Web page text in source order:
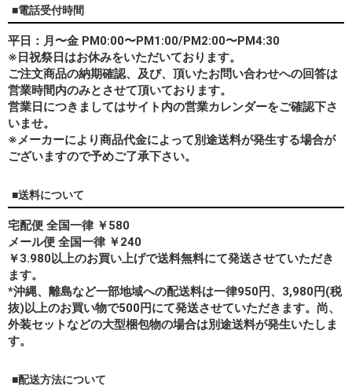
■電話受付時間
平日：月〜金 PM0:00〜PM1:00/PM2:00〜PM4:30
※日祝祭日はお休みをいただいております。
ご注文商品の納期確認、及び、頂いたお問い合わせへの回答は
営業時間内のみとさせて頂いております。
営業日につきましてはサイト内の営業カレンダーをご確認下さ
いませ。
※メーカーにより商品代金によって別途送料が発生する場合が
ございますので予めご了承下さい。
■送料について
宅配便 全国一律 ￥580
メール便 全国一律 ￥240
￥3.980以上のお買い上げで送料無料にて発送させていただき
ます。
*沖縄、離島など一部地域への配送料は一律950円、3,980円(税
抜)以上のお買い物で500円にて発送させていただきます。尚、
外装セットなどの大型梱包物の場合は別途送料が発生いたしま
す。
■配送方法について